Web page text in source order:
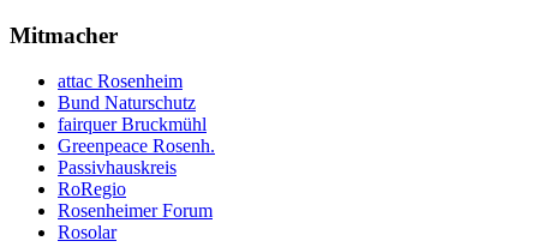
Mitmacher
attac Rosenheim
Bund Naturschutz
fairquer Bruckmühl
Greenpeace Rosenh.
Passivhauskreis
RoRegio
Rosenheimer Forum
Rosolar